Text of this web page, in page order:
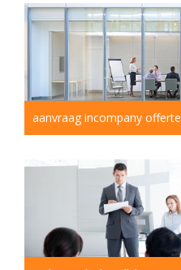
aanvraag incompany offerte